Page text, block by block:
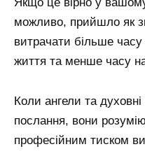
можливо, прийшло як
витрачати більше
життя та менше часу
Коли ангели та
послання, вони
професійним тиском